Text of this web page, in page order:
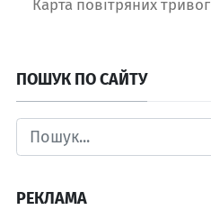
Карта повітряних тривог
ПОШУК ПО САЙТУ
РЕКЛАМА